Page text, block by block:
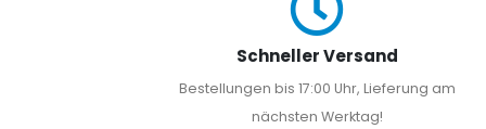
Schneller Versand
Bestellungen bis 17:00 Uhr, Lieferung am
nächsten Werktag!